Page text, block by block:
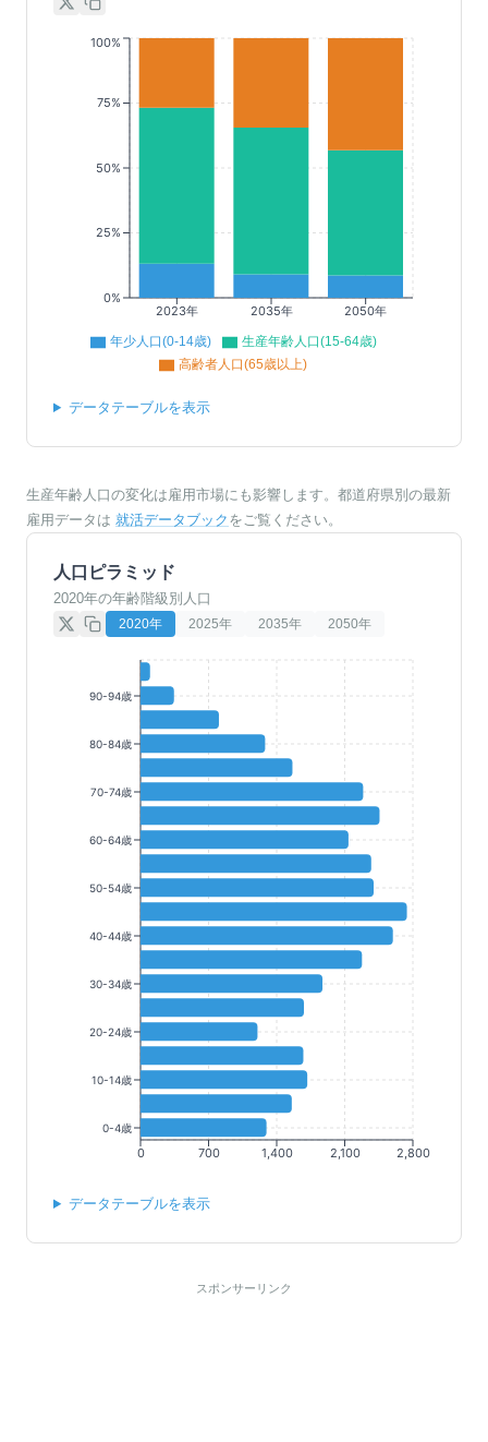
2023年 2035年 2050年
0%
25%
50%
75%
100%
年少人口(0-14歳)
生産年齢人口(15-64歳)
高齢者人口(65歳以上)
データテーブルを表示
生産年齢人口の変化は雇用市場にも影響します。都道府県別の最新
雇用データは 就活データブック をご覧ください。
人口ピラミッド
2020年の年齢階級別人口
2020年 2025年 2035年 2050年
0 700 1,400 2,100 2,800
90-94歳
80-84歳
70-74歳
60-64歳
50-54歳
40-44歳
30-34歳
20-24歳
10-14歳
0-4歳
データテーブルを表示
スポンサーリンク